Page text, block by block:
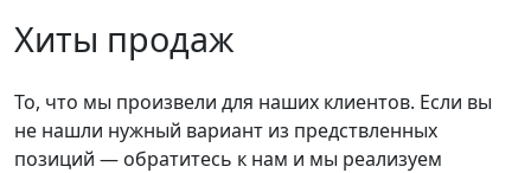
Хиты продаж
То, что мы произвели для наших клиентов. Если вы
не нашли нужный вариант из предствленных
позиций — обратитесь к нам и мы реализуем